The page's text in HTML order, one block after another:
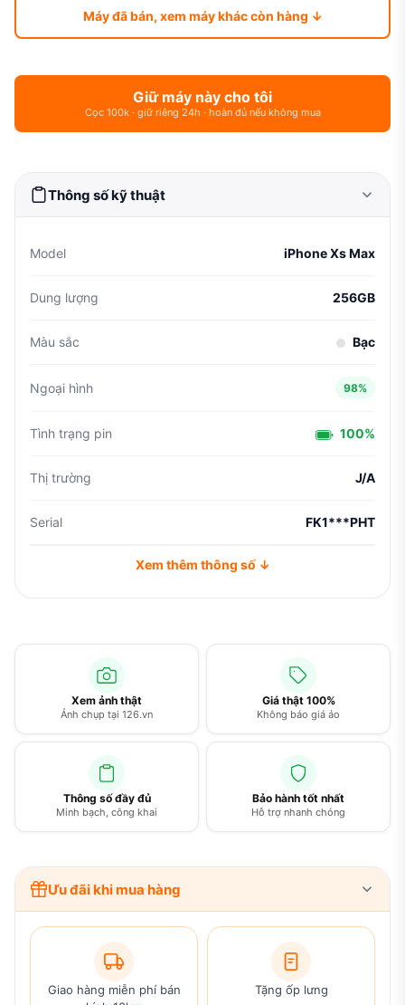
Máy đã bán, xem máy khác còn hàng ↓
Giữ máy này cho tôi
Cọc 100k · giữ riêng 24h · hoàn đủ nếu không mua
Xem ảnh thật
Ảnh chụp tại 126.vn
Giá thật 100%
Không báo giá ảo
Thông số đầy đủ
Minh bạch, công khai
Bảo hành tốt nhất
Hỗ trợ nhanh chóng
Thông số kỹ thuật
Model iPhone Xs Max
Dung lượng 256GB
Màu sắc Bạc
Ngoại hình 98%
Tình trạng pin 100%
Thị trường J/A
Serial FK1***PHT
Xem thêm thông số ↓
Ưu đãi khi mua hàng
Giao hàng miễn phí bán
Tặng ốp lưng